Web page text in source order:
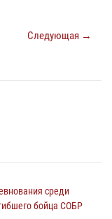
Следующая →
среди
бойца СОБР